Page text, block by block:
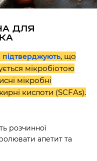
ДЛЯ
підтверджують, що
мікробіотою
мікробні
кислоти (SCFAs).
розчинної
апетит та